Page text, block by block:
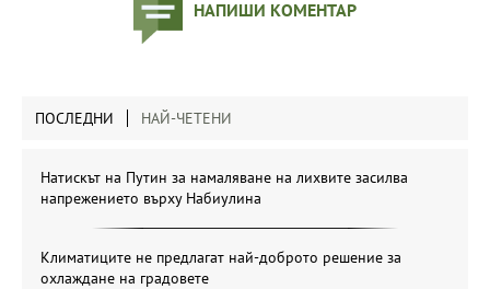
НАПИШИ КОМЕНТАР
ПОСЛЕДНИ НАЙ-ЧЕТЕНИ
Натискът на Путин за намаляване на лихвите засилва
напрежението върху Набиулина
Климатиците не предлагат най-доброто решение за
охлаждане на градовете